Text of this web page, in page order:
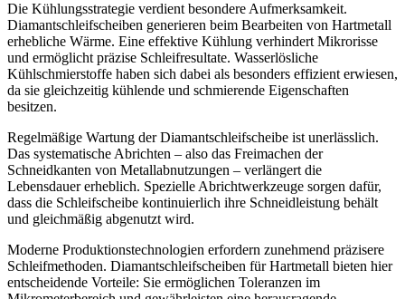
Die Kühlungsstrategie verdient besondere Aufmerksamkeit.
Diamantschleifscheiben generieren beim Bearbeiten von Hartmetall
erhebliche Wärme. Eine effektive Kühlung verhindert Mikrorisse
und ermöglicht präzise Schleifresultate. Wasserlösliche
Kühlschmierstoffe haben sich dabei als besonders effizient erwiesen,
da sie gleichzeitig kühlende und schmierende Eigenschaften
besitzen.
Regelmäßige Wartung der Diamantschleifscheibe ist unerlässlich.
Das systematische Abrichten – also das Freimachen der
Schneidkanten von Metallabnutzungen – verlängert die
Lebensdauer erheblich. Spezielle Abrichtwerkzeuge sorgen dafür,
dass die Schleifscheibe kontinuierlich ihre Schneidleistung behält
und gleichmäßig abgenutzt wird.
Moderne Produktionstechnologien erfordern zunehmend präzisere
Schleifmethoden. Diamantschleifscheiben für Hartmetall bieten hier
entscheidende Vorteile: Sie ermöglichen Toleranzen im